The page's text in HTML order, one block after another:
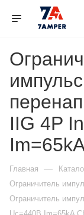
IIG 4P
Главная —
Ограничитель
Ограничитель